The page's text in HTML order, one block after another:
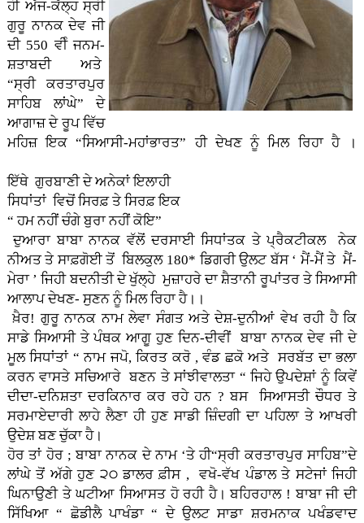
ਹੀ ਅੱਜ-ਕੱਲ੍ਹ ਸ੍ਰੀ
ਗੁਰੂ ਨਾਨਕ ਦੇਵ ਜੀ
ਦੀ 550 ਵੀੰ ਜਨਮ-
ਸ਼ਤਾਬਦੀ ਅਤੇ
“ਸ੍ਰੀ ਕਰਤਾਰਪੁਰ
ਸਾਹਿਬ ਲਾਂਘੇ” ਦੇ
ਆਗਾਜ਼ ਦੇ ਰੂਪ ਵਿੱਚ
ਮਹਿਜ਼ ਇਕ “ਸਿਆਸੀ-ਮਹਾਂਭਾਰਤ” ਹੀ ਦੇਖਣ ਨੂੰ ਮਿਲ ਰਿਹਾ ਹੈ ।
ਇੱਥੇ ਗੁਰਬਾਣੀ ਦੇ ਅਨੇਕਾਂ ਇਲਾਹੀ
ਸਿਧਾਂਤਾਂ ਵਿਚੋਂ ਸਿਰਫ਼ ਤੇ ਸਿਰਫ਼ ਇਕ
“ ਹਮ ਨਹੀਂ ਚੰਗੇ ਬੁਰਾ ਨਹੀਂ ਕੋਇ”
ਦੁਆਰਾ ਬਾਬਾ ਨਾਨਕ ਵੱਲੋਂ ਦਰਸਾਈ ਸਿਧਾਂਤਕ ਤੇ ਪ੍ਰੈਕਟੀਕਲ ਨੇਕ
ਨੀਅਤ ਤੇ ਸਾਫ਼ਗੋਈ ਤੋਂ ਬਿਲਕੁਲ 180* ਡਿਗਰੀ ਉਲਟ ਬੱਸ ‘ ਮੈਂ-ਮੈਂ ਤੇ ਮੈਂ-
ਮੇਰਾ ’ ਜਿਹੀ ਬਦਨੀਤੀ ਦੇ ਖੁੱਲ੍ਹੇ ਮੁਜ਼ਾਹਰੇ ਦਾ ਸ਼ੈਤਾਨੀ ਰੂਪਾਂਤਰ ਤੇ ਸਿਆਸੀ
ਆਲਾਪ ਦੇਖਣ- ਸੁਣਨ ਨੂੰ ਮਿਲ ਰਿਹਾ ਹੈ।।
ਖ਼ੈਰ! ਗੁਰੂ ਨਾਨਕ ਨਾਮ ਲੇਵਾ ਸੰਗਤਅਤੇ ਦੇਸ਼-ਦੁਨੀਆਂ ਵੇਖ ਰਹੀ ਹੈ ਕਿ
ਸਾਡੇ ਸਿਆਸੀ ਤੇ ਪੰਥਕ ਆਗੂ ਹੁਣ ਦਿਨ-ਦੀਵੀਂ ਬਾਬਾ ਨਾਨਕ ਦੇਵ ਜੀ ਦੇ
ਮੂਲ ਸਿਧਾਂਤਾਂ “ ਨਾਮ ਜਪੋ, ਕਿਰਤ ਕਰੋ , ਵੰਡ ਛਕੋ ਅਤੇ ਸਰਬੱਤ ਦਾ ਭਲਾ
ਕਰਨ ਵਾਸਤੇ ਸਚਿਆਰੇ ਬਣਨ ਤੇ ਸਾਂਝੀਵਾਲਤਾ “ ਜਿਹੇ ਉਪਦੇਸ਼ਾਂ ਨੂੰ ਕਿਵੇਂ
ਦੀਦਾ-ਦਨਿਸ਼ਤਾ ਦਰਕਿਨਾਰ ਕਰ ਰਹੇ ਹਨ ? ਬਸ ਸਿਆਸਤੀ ਚੌਧਰ ਤੇ
ਸਰਮਾਏਦਾਰੀ ਲਾਹੇ ਲੈਣਾ ਹੀ ਹੁਣ ਸਾਡੀ ਜ਼ਿੰਦਗੀ ਦਾ ਪਹਿਲਾ ਤੇ ਆਖਰੀ
ਉਦੇਸ਼ ਬਣ ਚੁੱਕਾ ਹੈ।
ਹੋਰ ਤਾਂ ਹੋਰ ; ਬਾਬਾ ਨਾਨਕ ਦੇ ਨਾਮ ‘ਤੇ ਹੀ“ਸ੍ਰੀ ਕਰਤਾਰਪੁਰ ਸਾਹਿਬ”ਦੇ
ਲਾਂਘੇ ਤੋਂ ਅੱਗੇ ਹੁਣ ੨੦ ਡਾਲਰ ਫ਼ੀਸ , ਵਖੋ-ਵੱਖ ਪੰਡਾਲ ਤੇ ਸਟੇਜਾਂ ਜਿਹੀ
ਘਿਨਾਉਣੀ ਤੇ ਘਟੀਆ ਸਿਆਸਤ ਹੋਰਹੀ ਹੈ। ਬਹਿਰਹਾਲ ! ਬਾਬਾ ਜੀ ਦੀ
ਸਿੱਖਿਆ “ ਛੋਡੀਲੈ ਪਾਖੰਡਾ “ ਦੇ ਉਲਟ ਸਾਡਾ ਸ਼ਰਮਨਾਕ ਪਖੰਡਵਾਦ